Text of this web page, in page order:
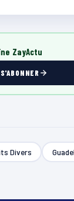
ZayActu
S'ABONNER
Divers